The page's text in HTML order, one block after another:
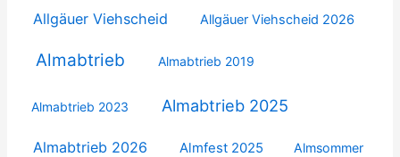
Allgäuer Viehscheid Allgäuer Viehscheid 2026
Almabtrieb Almabtrieb 2019
Almabtrieb 2023 Almabtrieb 2025
Almabtrieb 2026 Almfest 2025 Almsommer